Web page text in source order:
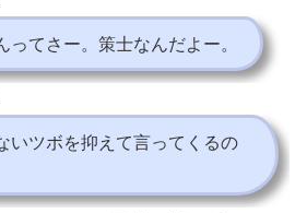
ってさー。策士なんだよー。
いツボを抑えて言ってくるの